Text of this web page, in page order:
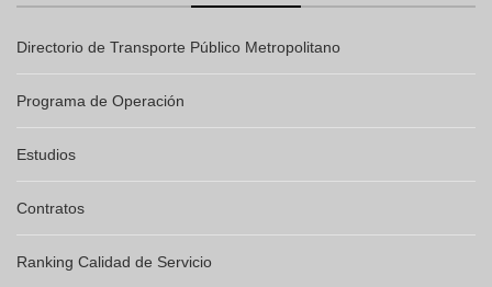
Directorio de Transporte Público Metropolitano
Programa de Operación
Estudios
Contratos
Ranking Calidad de Servicio